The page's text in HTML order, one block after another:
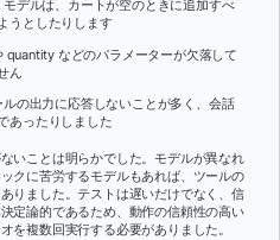
モデルは、カートが空のときに追加すべ
うとしたりします
quantity などのパラメーターが欠落して
ん
の出力に応答しないことが多く、会話
あったりしました
いことは明らかでした。モデルが異なれ
クに苦労するモデルもあれば、ツールの
りました。テストは遅いだけでなく、信
定論的であるため、動作の信頼性の高い
を複数回実行する必要がありました。